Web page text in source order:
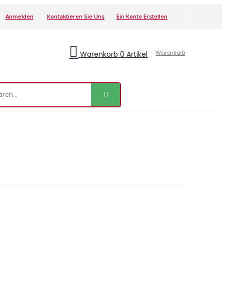
Anmelden Kontaktieren Sie Uns Ein Konto Erstellen
Warenkorb 0 Artikel Warenkorb